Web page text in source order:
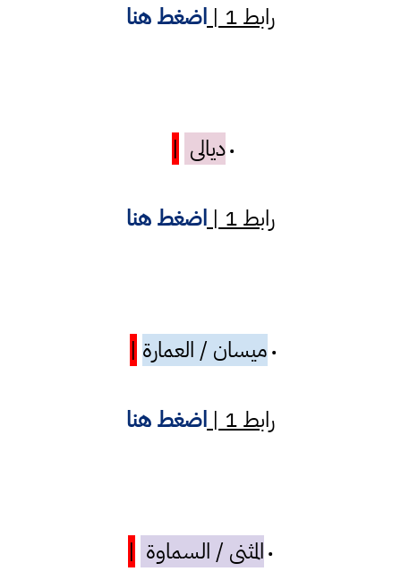
رابط 1 | اضغط هنا
• ديالى |
رابط 1 | اضغط هنا
• ميسان / العمارة |
رابط 1 | اضغط هنا
• المثنى / السماوة |